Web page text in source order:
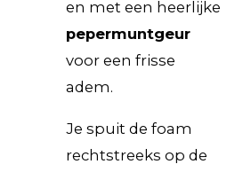
en met een heerlijke
pepermuntgeur
voor een frisse
adem.
Je spuit de foam
rechtstreeks op de